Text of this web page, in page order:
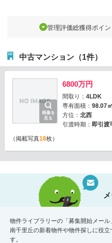
管理評価総獲得ポイン
中古マンション（1件）
画像を
見る
6800万円
間取り： 4LDK
専有面積： 98.07
方位： 北西
引渡時期： 即引渡
（掲載写真18枚）
物件ライブラリーの「募集開始メー
南千里丘の新着物件や物件探しに役
す。